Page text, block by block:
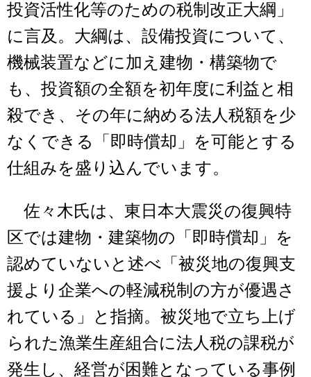
投資活性化等のための税制改正大綱」
に言及。大綱は、設備投資について、
機械装置などに加え建物・構築物で
も、投資額の全額を初年度に利益と相
殺でき、その年に納める法人税額を少
なくできる「即時償却」を可能とする
仕組みを盛り込んでいます。
佐々木氏は、東日本大震災の復興特
区では建物・建築物の「即時償却」を
認めていないと述べ「被災地の復興支
援より企業への軽減税制の方が優遇さ
れている」と指摘。被災地で立ち上げ
られた漁業生産組合に法人税の課税が
発生し、経営が困難となっている事例